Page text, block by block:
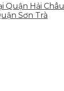
Quận Hải Châu
Sơn Trà